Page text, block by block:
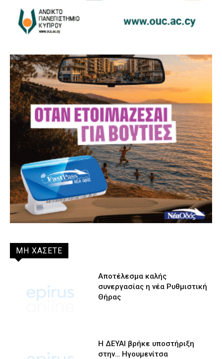
ΜΗ ΧΑΣΕΤΕ
Αποτέλεσμα καλής
συνεργασίας η νέα Ρυθμιστική
Θήρας
Η ΔΕΥΑΙ βρήκε υποστήριξη
στην… Ηγουμενίτσα